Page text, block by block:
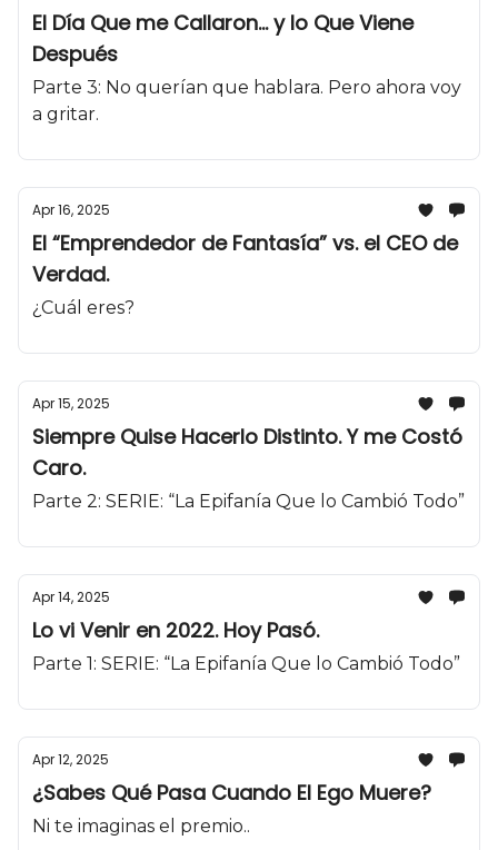
El Día Que me Callaron... y lo Que Viene
Después
Parte 3: No querían que hablara. Pero ahora voy
a gritar.
Apr 16, 2025
El “Emprendedor de Fantasía” vs. el CEO de
Verdad.
¿Cuál eres?
Apr 15, 2025
Siempre Quise Hacerlo Distinto. Y me Costó
Caro.
Parte 2: SERIE: “La Epifanía Que lo Cambió Todo”
Apr 14, 2025
Lo vi Venir en 2022. Hoy Pasó.
Parte 1: SERIE: “La Epifanía Que lo Cambió Todo”
Apr 12, 2025
¿Sabes Qué Pasa Cuando El Ego Muere?
Ni te imaginas el premio..